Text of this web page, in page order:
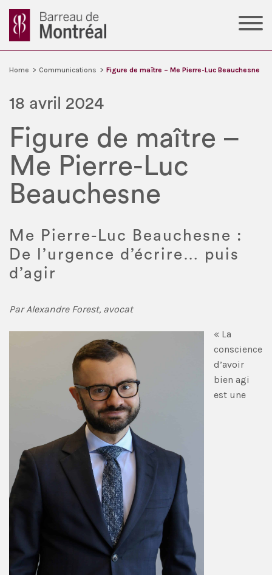
Home > Communications > Figure de maître – Me Pierre-Luc Beauchesne
18 avril 2024
Figure de maître –
Me Pierre-Luc
Beauchesne
Me Pierre-Luc Beauchesne :
De l’urgence d’écrire… puis
d’agir
Par Alexandre Forest, avocat
« La
conscience
d’avoir
bien agi
est une